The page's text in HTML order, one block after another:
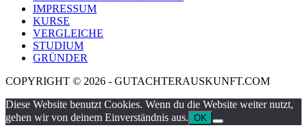
IMPRESSUM
KURSE
VERGLEICHE
STUDIUM
GRÜNDER
COPYRIGHT © 2026 - GUTACHTERAUSKUNFT.COM
Diese Website benutzt Cookies. Wenn du die Website weiter nutzt,
gehen wir von deinem Einverständnis aus. OK